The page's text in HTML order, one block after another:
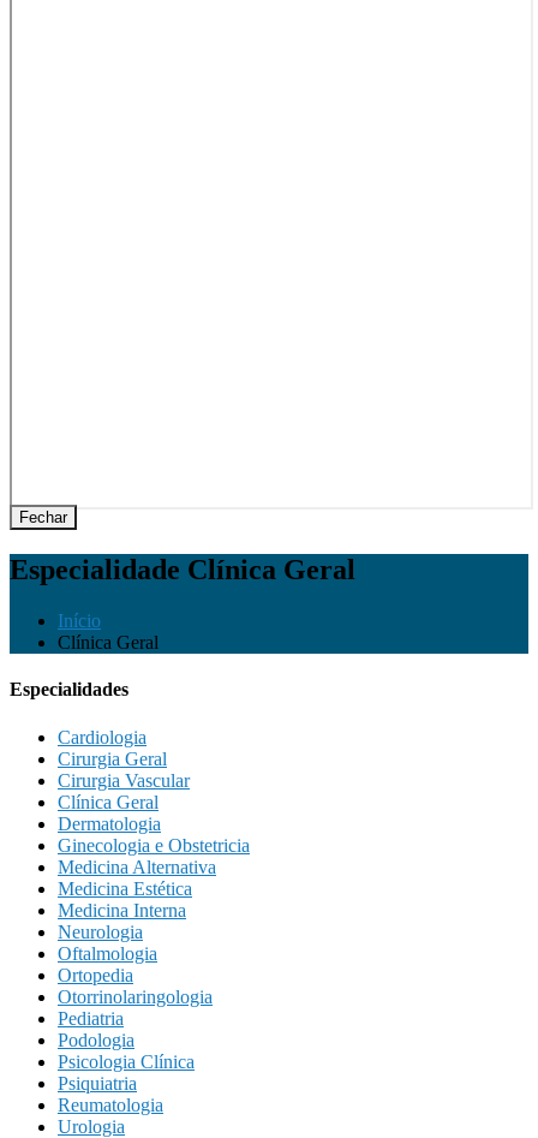
Fechar
Especialidade Clínica Geral
Início
Clínica Geral
Especialidades
Cardiologia
Cirurgia Geral
Cirurgia Vascular
Clínica Geral
Dermatologia
Ginecologia e Obstetricia
Medicina Alternativa
Medicina Estética
Medicina Interna
Neurologia
Oftalmologia
Ortopedia
Otorrinolaringologia
Pediatria
Podologia
Psicologia Clínica
Psiquiatria
Reumatologia
Urologia